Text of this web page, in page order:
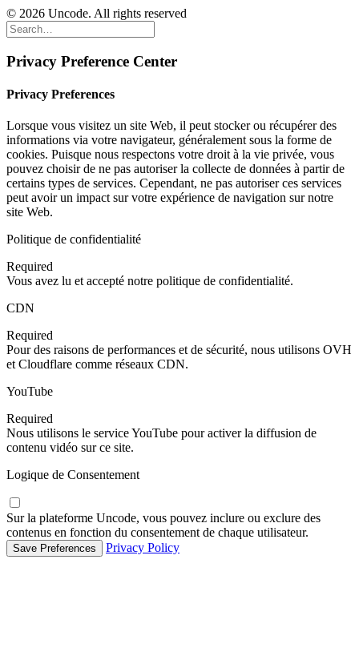
© 2026 Uncode. All rights reserved
Privacy Preference Center
Privacy Preferences
Lorsque vous visitez un site Web, il peut stocker ou récupérer des
informations via votre navigateur, généralement sous la forme de
cookies. Puisque nous respectons votre droit à la vie privée, vous
pouvez choisir de ne pas autoriser la collecte de données à partir de
certains types de services. Cependant, ne pas autoriser ces services
peut avoir un impact sur votre expérience de navigation sur notre
site Web.
Politique de confidentialité
Required
Vous avez lu et accepté notre politique de confidentialité.
CDN
Required
Pour des raisons de performances et de sécurité, nous utilisons OVH
et Cloudflare comme réseaux CDN.
YouTube
Required
Nous utilisons le service YouTube pour activer la diffusion de
contenu vidéo sur ce site.
Logique de Consentement
Sur la plateforme Uncode, vous pouvez inclure ou exclure des
contenus en fonction du consentement de chaque utilisateur.
Privacy Policy